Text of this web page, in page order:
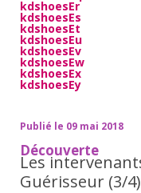
kdshoesEr
kdshoesEs
kdshoesEt
kdshoesEu
kdshoesEv
kdshoesEw
kdshoesEx
kdshoesEy
Publié le 09 mai 2018
Découverte
Les
Guérisseur (3/